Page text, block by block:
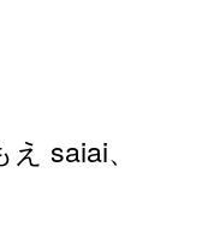
saiai、